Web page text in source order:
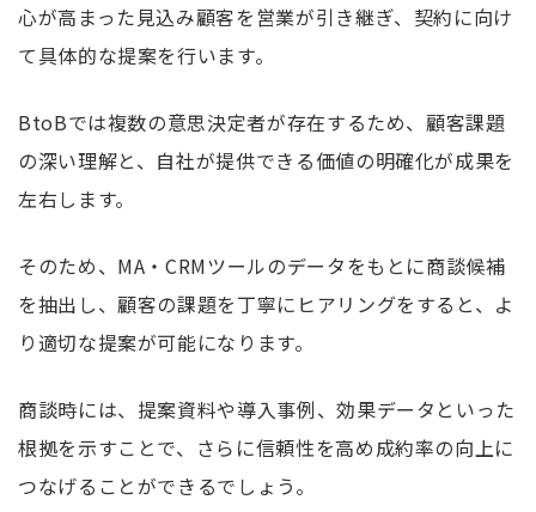
心が高まった見込み顧客を営業が引き継ぎ、契約に向け
て具体的な提案を行います。
BtoBでは複数の意思決定者が存在するため、顧客課題
の深い理解と、自社が提供できる価値の明確化が成果を
左右します。
そのため、MA・CRMツールのデータをもとに商談候補
を抽出し、顧客の課題を丁寧にヒアリングをすると、よ
り適切な提案が可能になります。
商談時には、提案資料や導入事例、効果データといった
根拠を示すことで、さらに信頼性を高め成約率の向上に
つなげることができるでしょう。